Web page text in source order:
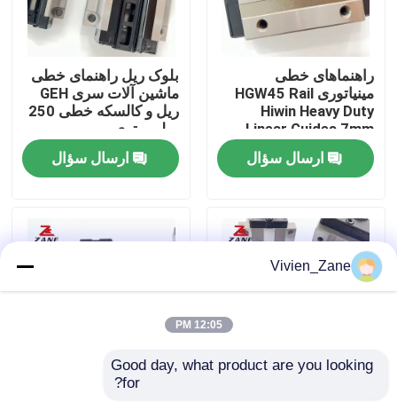
دربارهی ما
کنترل کیفیت
تماس با ما
اخبار
همه موارد
راهنماهای خطی
مینیاتوری HGW45 Rail
Hiwin Heavy Duty
Linear Guides 7mm
ارسال سؤال
بلوک ریل راهنمای خطی
ماشین آلات سری GEH
ریل و کالسکه خطی 250
میلی متری
ارسال سؤال
بلوک راهنمای خطی
Vivien_Zane
12:05 PM
Good day, what product are you looking
for?